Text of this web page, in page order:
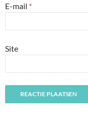
E-mail *
Site